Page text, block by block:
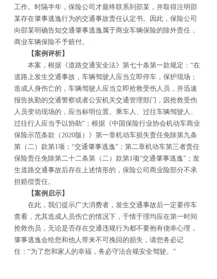
工作。时隔半年，保险公司才最终联系到邵某，并取得注明邵
某存在肇事逃逸行为的交通事故责任认定书。因此，保险公司
向邵某明确告知交通肇事逃逸属于商业车辆保险的除外责任，
商业车辆保险不予赔付。
【案例评析】
本案，根据《道路交通安全法》 第七十条第一款规定：“在
道路上发生交通事故，车辆驾驶人应当立即停车，保护现场；
造成人身伤亡的，车辆驾驶人应当立即抢救受伤人员，并迅速
报告执勤的交通警察或者公安机关交通管理部门，因抢救受伤
人员变动现场的，应当标明位置。乘车人、过往车辆驾驶人、
过往行人应当予以协助”； 根据《中国保险行业协会机动车商业
保险示范条款（2020版）》第一章机动车损失责任免除第九条
第（二）款第1项：“交通肇事逃逸”；第二章机动车第三者责任
保险责任免除第二十二条第（二）款第1项“交通肇事逃逸”； 发
生道路交通事故后存在上述情形的，保险公司商业险部分不承
担赔偿责任。
【案例启示】
在此，我们提示广大消费者， 发生交通事故后一定要停车
查看，尤其造成人员伤亡的情况下，于情于理均应在第一时间
抢救伤员，无论是否存在交通违规行为都不要抱有侥幸心理，
肇事逃逸会给您和他人带来不可挽回的损失，请您务必记
住：“为了您和家人的幸福，务必守法合规安全驾驶。”